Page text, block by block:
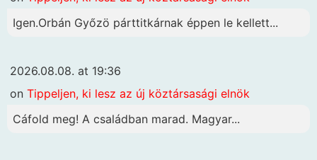
Igen.Orbán Győzö párttitkárnak éppen le kellett...
2026.08.08. at 19:36
on Tippeljen, ki lesz az új köztársasági elnök
Cáfold meg! A családban marad. Magyar...